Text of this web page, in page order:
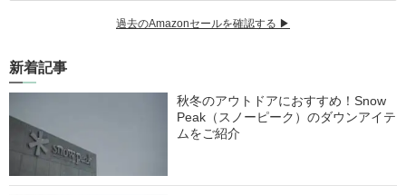
過去のAmazonセールを確認する ▶︎
新着記事
秋冬のアウトドアにおすすめ！Snow
Peak（スノーピーク）のダウンアイテ
ムをご紹介